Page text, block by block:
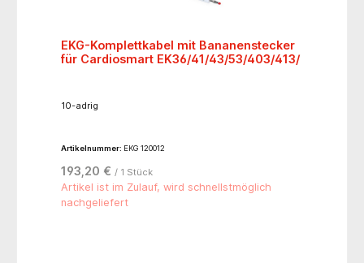
EKG-Komplettkabel mit Bananenstecker
für Cardiosmart EK36/41/43/53/403/413/
10-adrig
Artikelnummer: EKG 120012
193,20 € / 1 Stück
Artikel ist im Zulauf, wird schnellstmöglich
nachgeliefert